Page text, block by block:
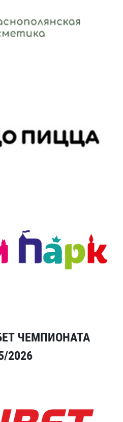
ЧЕМПИОНАТА
2026